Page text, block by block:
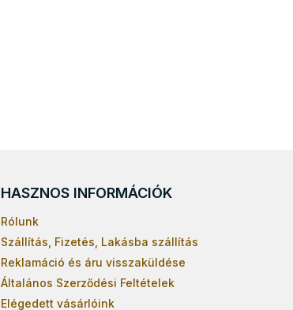
HASZNOS INFORMÁCIÓK
Rólunk
Szállítás, Fizetés, Lakásba szállítás
Reklamáció és áru visszaküldése
Általános Szerződési Feltételek
Elégedett vásárlóink